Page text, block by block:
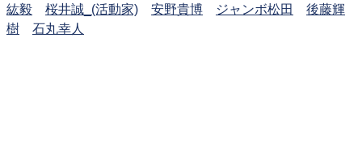
紘毅
桜井誠_(活動家) 安野貴博 ジャンボ松田
後藤輝
樹
石丸幸人